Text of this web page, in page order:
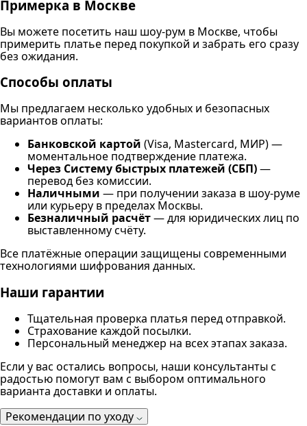
Примерка в Москве
Вы можете посетить наш шоу-рум в Москве, чтобы
примерить платье перед покупкой и забрать его сразу
без ожидания.
Способы оплаты
Мы предлагаем несколько удобных и безопасных
вариантов оплаты:
Банковской картой (Visa, Mastercard, МИР) —
моментальное подтверждение платежа.
Через Систему быстрых платежей (СБП)—
перевод без комиссии.
Наличными — при получении заказа в шоу-руме
или курьеру в пределах Москвы.
Безналичный расчёт— для юридических лиц по
выставленному счёту.
Все платёжные операции защищены современными
технологиями шифрования данных.
Наши гарантии
Тщательная проверка платья перед отправкой.
Страхование каждой посылки.
Персональный менеджер на всех этапах заказа.
Если у вас остались вопросы, наши консультанты с
радостью помогут вам с выбором оптимального
варианта доставки и оплаты.
Рекомендации по уходу